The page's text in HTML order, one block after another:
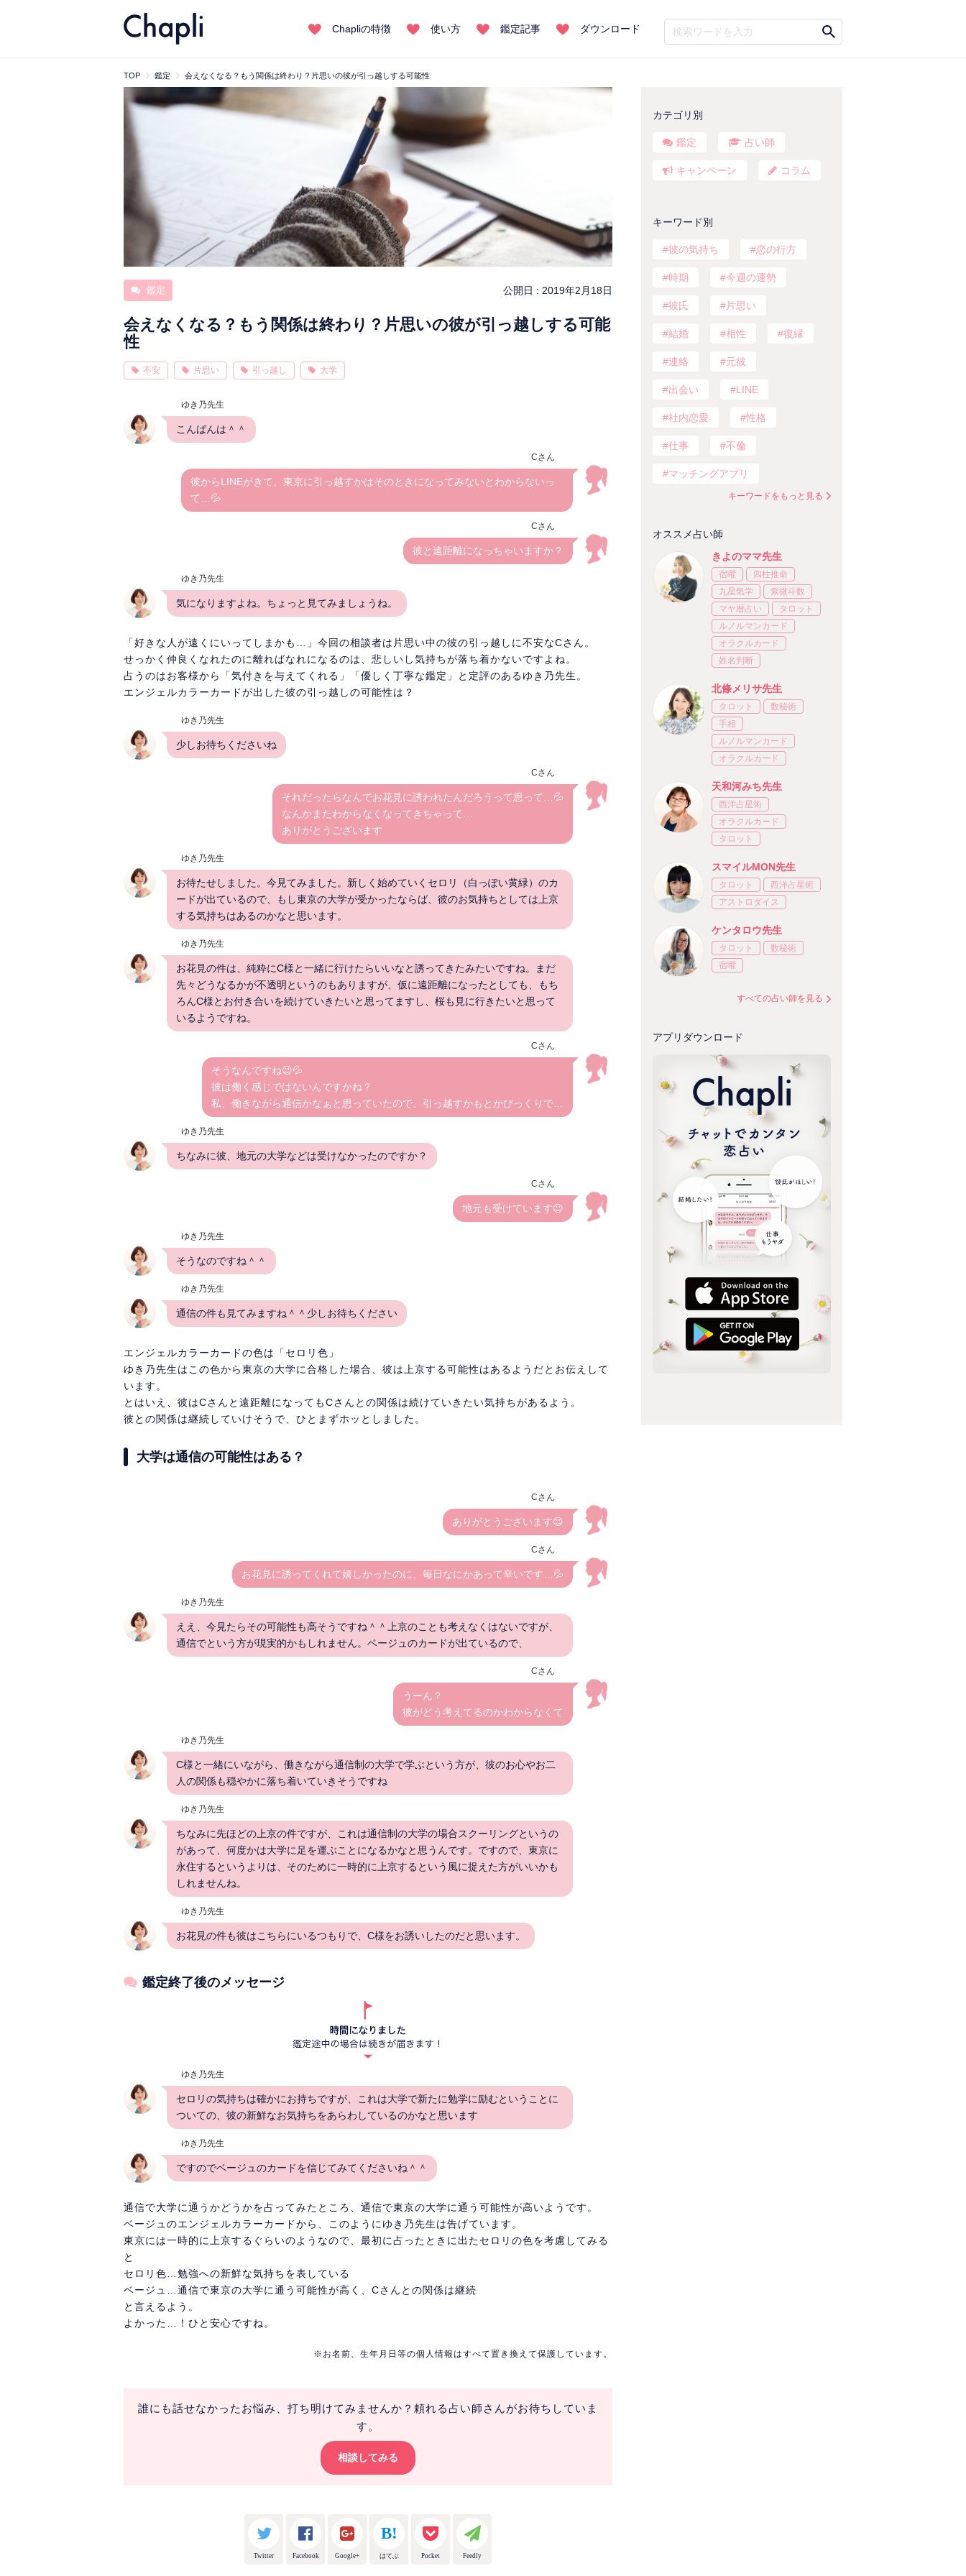
Chapliの特徴 使い方 鑑定記事 ダウンロード
TOP 鑑定 会えなくなる？もう関係は終わり？片思いの彼が引っ越しする可能性
鑑定 公開日 : 2019年2月18日
会えなくなる？もう関係は終わり？片思いの彼が引っ越しする可能
性
不安 片思い 引っ越し 大学
ゆき乃先生
こんばんは＾＾
Cさん
彼からLINEがきて、東京に引っ越すかはそのときになってみないとわからないっ
て…💦
Cさん
彼と遠距離になっちゃいますか？
ゆき乃先生
気になりますよね。ちょっと見てみましょうね。
「好きな人が遠くにいってしまかも…」今回の相談者は片思い中の彼の引っ越しに不安なCさん。
せっかく仲良くなれたのに離ればなれになるのは、悲しいし気持ちが落ち着かないですよね。
占うのはお客様から「気付きを与えてくれる」「優しく丁寧な鑑定」と定評のあるゆき乃先生。
エンジェルカラーカードが出した彼の引っ越しの可能性は？
ゆき乃先生
少しお待ちくださいね
Cさん
それだったらなんでお花見に誘われたんだろうって思って…💦
なんかまたわからなくなってきちゃって…
ありがとうございます
ゆき乃先生
お待たせしました。今見てみました。新しく始めていくセロリ（白っぽい黄緑）のカ
ードが出ているので、もし東京の大学が受かったならば、彼のお気持ちとしては上京
する気持ちはあるのかなと思います。
ゆき乃先生
お花見の件は、純粋にC様と一緒に行けたらいいなと誘ってきたみたいですね。まだ
先々どうなるかが不透明というのもありますが、仮に遠距離になったとしても、もち
ろんC様とお付き合いを続けていきたいと思ってますし、桜も見に行きたいと思って
いるようですね。
Cさん
そうなんですね😉💦
彼は働く感じではないんですかね？
私、働きながら通信かなぁと思っていたので、引っ越すかもとかびっくりで…
ゆき乃先生
ちなみに彼、地元の大学などは受けなかったのですか？
Cさん
地元も受けています😉
ゆき乃先生
そうなのですね＾＾
ゆき乃先生
通信の件も見てみますね＾＾少しお待ちください
エンジェルカラーカードの色は「セロリ色」
ゆき乃先生はこの色から東京の大学に合格した場合、彼は上京する可能性はあるようだとお伝えして
います。
とはいえ、彼はCさんと遠距離になってもCさんとの関係は続けていきたい気持ちがあるよう。
彼との関係は継続していけそうで、ひとまずホッとしました。
大学は通信の可能性はある？
Cさん
ありがとうございます😉
Cさん
お花見に誘ってくれて嬉しかったのに、毎日なにかあって辛いです…💦
ゆき乃先生
ええ、今見たらその可能性も高そうですね＾＾上京のことも考えなくはないですが、
通信でという方が現実的かもしれません。ベージュのカードが出ているので、
Cさん
うーん？
彼がどう考えてるのかわからなくて
ゆき乃先生
C様と一緒にいながら、働きながら通信制の大学で学ぶという方が、彼のお心やお二
人の関係も穏やかに落ち着いていきそうですね
ゆき乃先生
ちなみに先ほどの上京の件ですが、これは通信制の大学の場合スクーリングというの
があって、何度かは大学に足を運ぶことになるかなと思うんです。ですので、東京に
永住するというよりは、そのために一時的に上京するという風に捉えた方がいいかも
しれませんね。
ゆき乃先生
お花見の件も彼はこちらにいるつもりで、C様をお誘いしたのだと思います。
鑑定終了後のメッセージ
ゆき乃先生
セロリの気持ちは確かにお持ちですが、これは大学で新たに勉学に励むということに
ついての、彼の新鮮なお気持ちをあらわしているのかなと思います
ゆき乃先生
ですのでベージュのカードを信じてみてくださいね＾＾
通信で大学に通うかどうかを占ってみたところ、通信で東京の大学に通う可能性が高いようです。
ベージュのエンジェルカラーカードから、このようにゆき乃先生は告げています。
東京には一時的に上京するぐらいのようなので、最初に占ったときに出たセロリの色を考慮してみる
と
セロリ色…勉強への新鮮な気持ちを表している
ベージュ…通信で東京の大学に通う可能性が高く、Cさんとの関係は継続
と言えるよう。
よかった…！ひと安心ですね。
※お名前、生年月日等の個人情報はすべて置き換えて保護しています。
誰にも話せなかったお悩み、打ち明けてみませんか？頼れる占い師さんがお待ちしていま
す。
相談してみる
Twitter Facebook Google+ はてぶ Pocket Feedly
カテゴリ別
鑑定 占い師
キャンペーン コラム
キーワード別
彼の気持ち 恋の行方
時期 今週の運勢
彼氏 片思い
結婚 相性 復縁
連絡 元彼
出会い LINE
社内恋愛 性格
仕事 不倫
マッチングアプリ
キーワードをもっと見る
オススメ占い師
きよのママ先生
宿曜
四柱推命
九星気学
紫微斗数
マヤ暦占い
タロット
ルノルマンカード
オラクルカード
姓名判断
北條メリサ先生
タロット
数秘術
手相
ルノルマンカード
オラクルカード
天和河みち先生
西洋占星術
オラクルカード
タロット
スマイルMON先生
タロット
西洋占星術
アストロダイス
ケンタロウ先生
タロット
数秘術
宿曜
すべての占い師を見る
アプリダウンロード